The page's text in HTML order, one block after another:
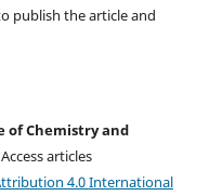
publish the article and
Chemistry and
articles
4.0 International